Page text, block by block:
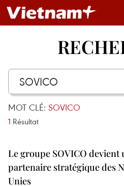
MOT CLÉ: SOVICO
1 Résultat
Le groupe SOVICO devient
partenaire stratégique des
Unies